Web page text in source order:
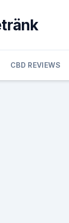
CBD REVIEWS